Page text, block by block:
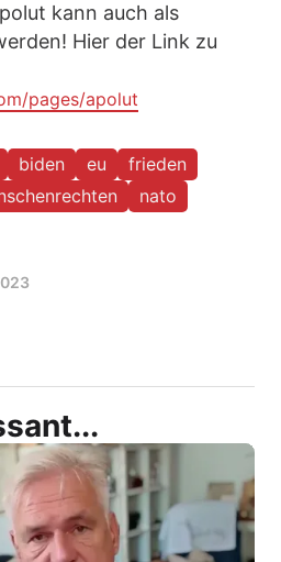
kann auch als
Hier der Link zu
pages/apolut
biden eu
frieden
nato